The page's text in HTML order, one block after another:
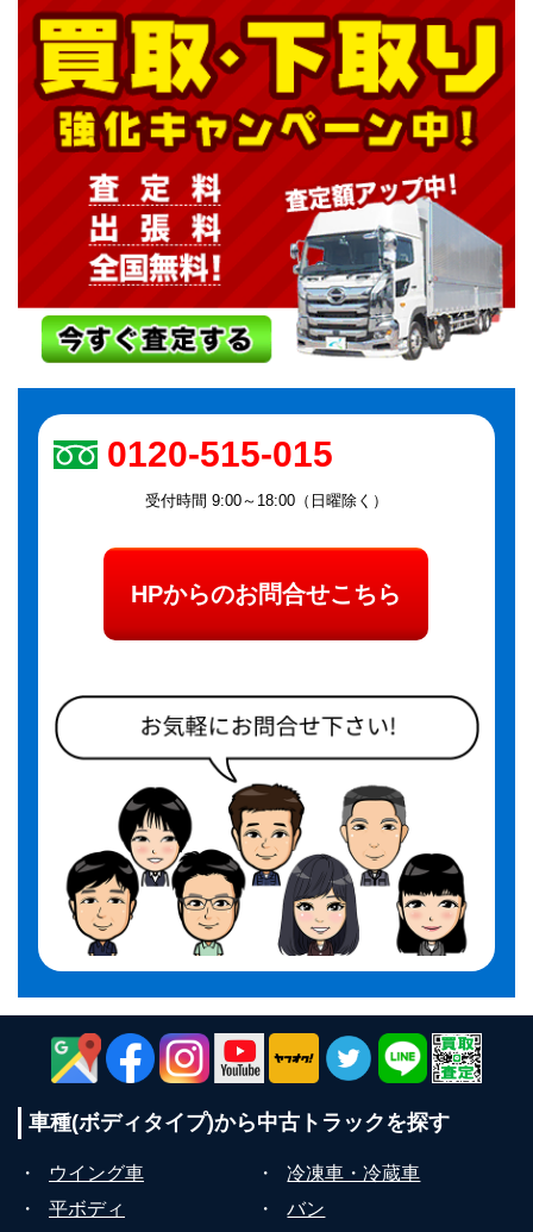
0120-515-015
受付時間 9:00～18:00（日曜除く）
HPからのお問合せこちら
車種(ボディタイプ)から中古トラックを探す
・ ウイング車 ・
冷凍車・冷蔵車
・
平ボディ ・
バン